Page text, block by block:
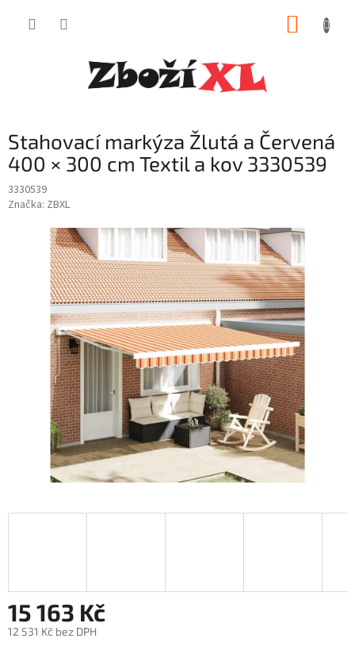
Stahovací markýza Žlutá a Červená
400 × 300 cm Textil a kov 3330539
3330539
Značka: ZBXL
15 163 Kč
12 531 Kč bez DPH